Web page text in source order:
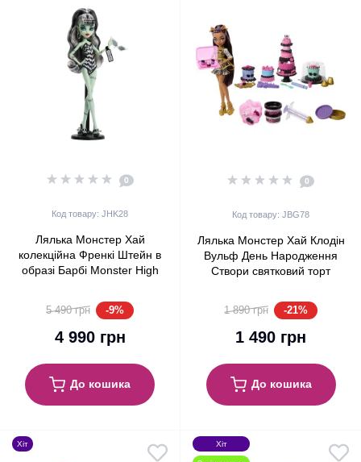
0
Код товару: JHK28
Лялька Монстер Хай
колекційна Френкі Штейн в
образі Барбі Monster High
Barbie Collectible Mattel
(JHK28)
5 490 грн -9%
4 990 грн
До кошика
0
Код товару: JBG78
Лялька Монстер Хай Клодін
Вульф День Народження
Створи святковий торт
Scary Sweet Birthday Cake
Kit (JBG78)
1 890 грн -21%
1 490 грн
До кошика
Хіт Хіт